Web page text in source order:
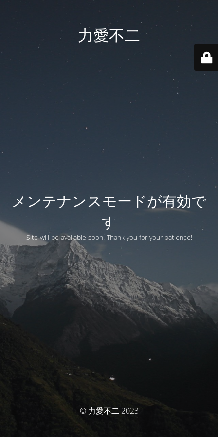
力愛不二
メンテナンスモードが有効で
す
Site will be available soon. Thank you for your patience!
© 力愛不二 2023